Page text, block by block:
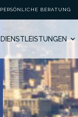
PERSÖNLICHE BERATUNG
DIENSTLEISTUNGEN